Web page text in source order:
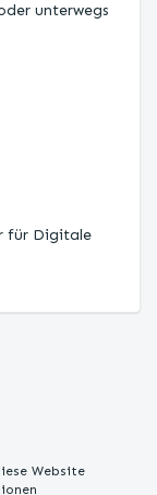
unterwegs
für Digitale
Website